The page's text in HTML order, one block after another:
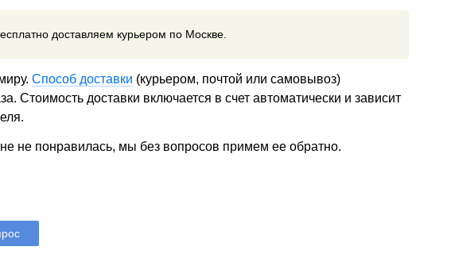
доставляем курьером по Москве.
Способ доставки (курьером, почтой или самовывоз)
Стоимость доставки включается в счет автоматически и зависит
не понравилась, мы без вопросов примем ее обратно.